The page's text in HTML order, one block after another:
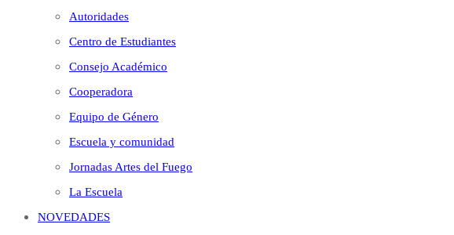
Autoridades
Centro de Estudiantes
Consejo Académico
Cooperadora
Equipo de Género
Escuela y comunidad
Jornadas Artes del Fuego
La Escuela
NOVEDADES